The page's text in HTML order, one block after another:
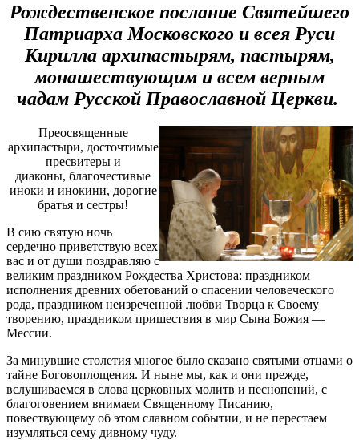
Рождественское послание Святейшего
Патриарха Московского и всея Руси
Кирилла архипастырям, пастырям,
монашествующим и всем верным
чадам Русской Православной Церкви.
Преосвященные
архипастыри, досточтимые
пресвитеры и
диаконы, благочестивые
иноки и инокини, дорогие
братья и сестры!
В сию святую ночь
сердечно приветствую всех
вас и от души поздравляю с
великим праздником Рождества Христова: праздником
исполнения древних обетований о спасении человеческого
рода, праздником неизреченной любви Творца к Своему
творению, праздником пришествия в мир Сына Божия —
Мессии.
За минувшие столетия многое было сказано святыми отцами о
тайне Боговоплощения. И ныне мы, как и они прежде,
вслушиваемся в слова церковных молитв и песнопений, с
благоговением внимаем Священному Писанию,
повествующему об этом славном событии, и не перестаем
изумляться сему дивному чуду.